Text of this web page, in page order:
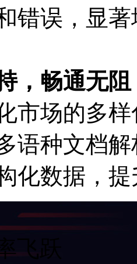
错误，显
，畅通无阻
市场的多
语种文档
化数据，
飞跃